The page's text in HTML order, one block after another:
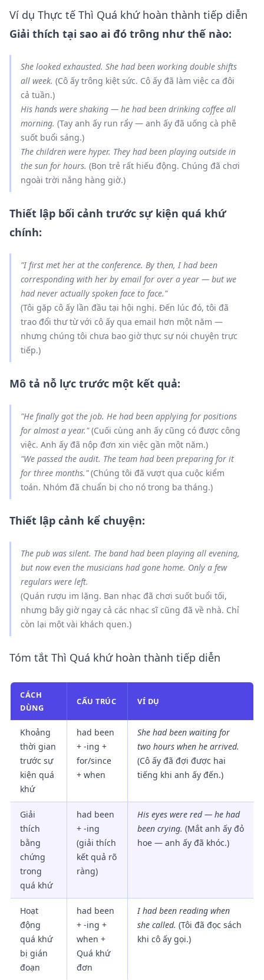
Ví dụ Thực tế Thì Quá khứ hoàn thành tiếp diễn
Giải thích tại sao ai đó trông như thế nào:
She lookedexhausted. She had been working double shifts
all week. (Cô ấy trông kiệt sức. Cô ấy đã làm việc ca đôi
cả tuần.)
His hands were shaking — he had been drinking coffee all
morning. (Tay anh ấy run rẩy — anh ấy đã uống cà phê
suốt buổi sáng.)
The children were hyper. They had been playing outside in
the sun for hours. (Bọn trẻ rất hiếu động. Chúng đã chơi
ngoài trời nắng hàng giờ.)
Thiết lập bối cảnh trước sự kiện quá khứ
chính:
"I first met her at the conference. By then, Ihad been
corresponding with her by email for over a year — but we
had never actually spoken face to face."
(Tôi gặp cô ấy lần đầu tại hội nghị. Đến lúc đó, tôi đã
trao đổi thư từ với cô ấy qua email hơn một năm —
nhưng chúng tôi chưa bao giờ thực sự nói chuyện trực
tiếp.)
Mô tả nỗ lực trước một kết quả:
"He finally got the job. He had been applying for positions
for almost a year."(Cuối cùng anh ấy cũng có được công
việc. Anh ấy đã nộp đơn xin việc gần một năm.)
"We passedthe audit. The team had been preparing for it
for three months."(Chúng tôi đã vượt qua cuộc kiểm
toán. Nhóm đã chuẩn bị cho nó trong ba tháng.)
Thiết lập cảnh kể chuyện:
The pub was silent. The bandhad been playing all evening,
but now even the musicians had gone home. Only a few
regulars were left.
(Quán rượu im lặng. Ban nhạc đã chơi suốt buổi tối,
nhưng bây giờ ngay cả các nhạc sĩ cũng đã về nhà. Chỉ
còn lại một vài khách quen.)
Tóm tắt Thì Quá khứ hoàn thành tiếp diễn
CÁCH
DÙNG
CẤU TRÚC VÍ DỤ
Khoảng
thời gian
trước sự
kiện quá
khứ
had been
+ -ing +
for/since
+ when
She had been waiting for
two hours when he arrived.
(Cô ấy đã đợi được hai
tiếng khi anh ấy đến.)
Giải
thích
bằng
chứng
trong
quá khứ
had been
+ -ing
(giải thích
kết quả rõ
ràng)
His eyes were red — he had
been crying. (Mắt anh ấy đỏ
hoe — anh ấy đã khóc.)
Hoạt
động
quá khứ
bị gián
đoạn
had been
+ -ing +
when +
Quá khứ
đơn
I had been reading when
she called. (Tôi đã đọc sách
khi cô ấy gọi.)